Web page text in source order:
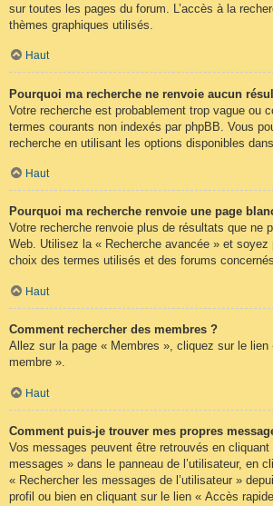
sur toutes les pages du forum. L’accès à la
thèmes graphiques utilisés.
Haut
Pourquoi ma recherche ne renvoie aucun
Votre recherche est probablement trop vague ou
termes courants non indexés par phpBB. Vous
recherche en utilisant les options disponibles
Haut
Pourquoi ma recherche renvoie une page
Votre recherche renvoie plus de résultats que ne
Web. Utilisez la « Recherche avancée » et
choix des termes utilisés et des forums
Haut
Comment rechercher des membres ?
Allez sur la page « Membres », cliquez sur le lien
membre ».
Haut
Comment puis-je trouver mes propres
Vos messages peuvent être retrouvés en
messages » dans le panneau de l’utilisateur, en
« Rechercher les messages de l’utilisateur »
profil ou bien en cliquant sur le lien « Accès